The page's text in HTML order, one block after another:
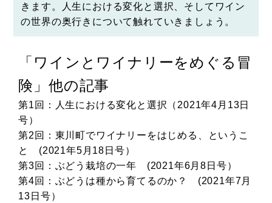
きます。人生における変化と選択、そしてワイン
の世界の奥行きについて触れていきましょう。
「ワインとワイナリーをめぐる冒
険」他の記事
第11回：ワイナリー法人を設立するか否か、それ
がイシューだ（2022年3月8日号）
第12回：ワインづくりの学び方
第13回：盛り上がりを見せているテイスティング
第14回：ワイナリーのお金の話その１「ぶどう畑
を準備するには…」
第15回：ワイナリーのお金の話その2「今ある建物